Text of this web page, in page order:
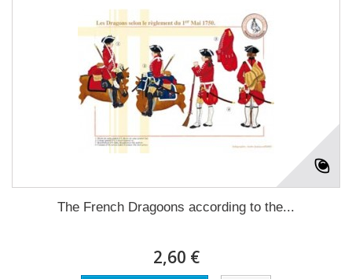
The French Dragoons according to the...
2,60 €